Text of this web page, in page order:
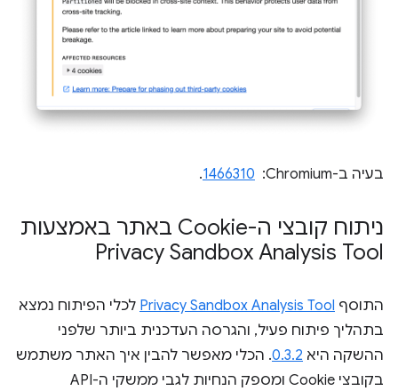
בעיה ב-Chromium: ‏ 1466310
.
ניתוח קובצי ה-Cookie באתר באמצעות
Privacy Sandbox Analysis Tool
התוסף Privacy Sandbox Analysis Tool לכלי הפיתוח נמצא
בתהליך פיתוח פעיל, והגרסה העדכנית ביותר שלפני
ההשקה היא 0.3.2. הכלי מאפשר להבין איך האתר משתמש
בקובצי Cookie ומספק הנחיות לגבי ממשקי ה-API